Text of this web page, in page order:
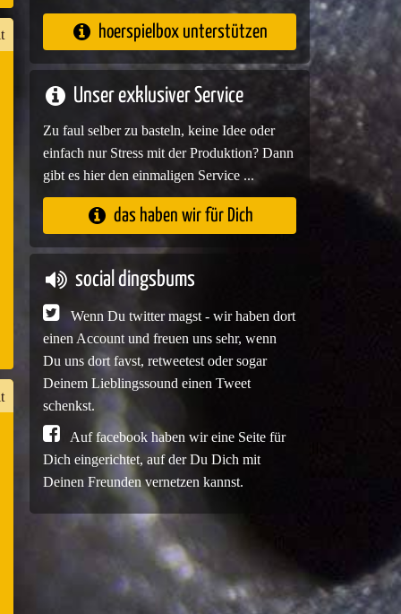
hoerspielbox unterstützen
Unser exklusiver Service
Zu faul selber zu basteln, keine Idee oder
einfach nur Stress mit der Produktion? Dann
gibt es hier den einmaligen Service ...
das haben wir für Dich
social dingsbums
Wenn Du twitter magst - wir haben dort
einen Account und freuen uns sehr, wenn
Du uns dort favst, retweetest oder sogar
Deinem Lieblingssound einen Tweet
schenkst.
Auf facebook haben wir eine Seite für
Dich eingerichtet, auf der Du Dich mit
Deinen Freunden vernetzen kannst.